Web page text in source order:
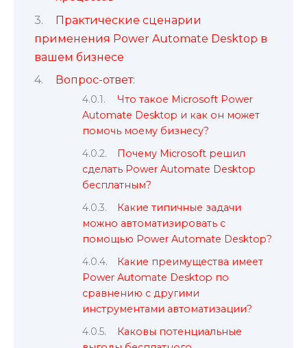
Практические сценарии
применения Power Automate Desktop в
вашем бизнесе
Вопрос-ответ:
Что такое Microsoft Power
Automate Desktop и как он может
помочь моему бизнесу?
Почему Microsoft решил
сделать Power Automate Desktop
бесплатным?
Какие типичные задачи
можно автоматизировать с
помощью Power Automate Desktop?
Какие преимущества имеет
Power Automate Desktop по
сравнению с другими
инструментами автоматизации?
Каковы потенциальные